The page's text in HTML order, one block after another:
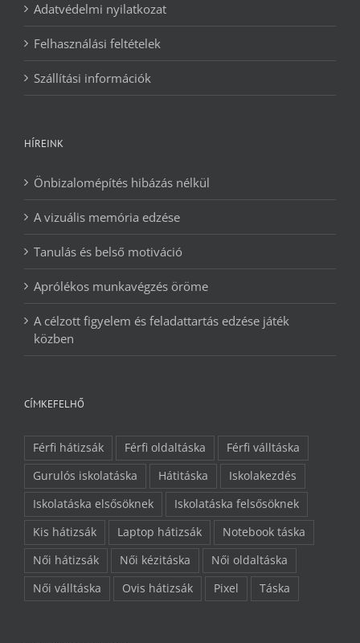
Adatvédelmi nyilatkozat
Felhasználási feltételek
Szállítási információk
HÍREINK
Önbizalomépítés hibázás nélkül
A vizuális memória edzése
Tanulás és belső motiváció
Aprólékos munkavégzés öröme
A célzott figyelem és feladattartás edzése játék
közben
CÍMKEFELHŐ
Férfi hátizsák Férfi oldaltáska
Férfi válltáska
Gurulós iskolatáska
Hátitáska
Iskolakezdés
Iskolatáska elsősöknek
Iskolatáska felsősöknek
Kis hátizsák
Laptop hátizsák
Notebook táska
Női hátizsák
Női kézitáska
Női oldaltáska
Női válltáska
Ovis hátizsák Pixel Táska